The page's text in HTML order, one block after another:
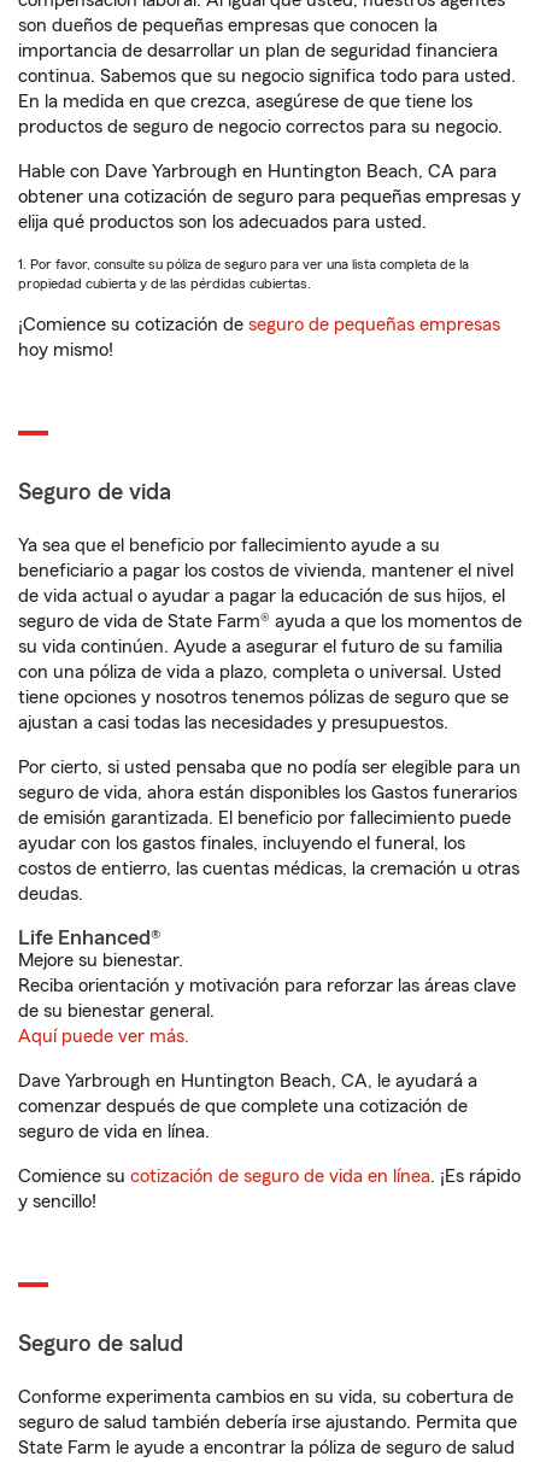
son dueños de pequeñas empresas que conocen la
importancia de desarrollar un plan de seguridad financiera
continua. Sabemos que su negocio significa todo para usted.
En la medida en que crezca, asegúrese de que tiene los
productos de seguro de negocio correctos para su negocio.
Hable con Dave Yarbrough en Huntington Beach, CA para
obtener una cotización de seguro para pequeñas empresas y
elija qué productos son los adecuados para usted.
1. Por favor, consulte su póliza de seguro para ver una lista completa de la
propiedad cubierta y de las pérdidas cubiertas.
¡Comience su cotización de seguro de pequeñas empresas
hoy mismo!
Seguro de vida
Ya sea que el beneficio por fallecimiento ayude a su
beneficiario a pagar los costos de vivienda, mantener el nivel
de vida actual o ayudar a pagar la educación de sus hijos, el
seguro de vida de State Farm® ayuda a que los momentos de
su vida continúen. Ayude a asegurar el futuro de su familia
con una póliza de vida a plazo, completa o universal. Usted
tiene opciones y nosotros tenemos pólizas de seguro que se
ajustan a casi todas las necesidades y presupuestos.
Por cierto, si usted pensaba que no podía ser elegible para un
seguro de vida, ahora están disponibles los Gastos funerarios
de emisión garantizada. El beneficio por fallecimiento puede
ayudar con los gastos finales, incluyendo el funeral, los
costos de entierro, las cuentas médicas, la cremación u otras
deudas.
Life Enhanced®
Mejore su bienestar.
Reciba orientación y motivación para reforzar las áreas clave
de su bienestar general.
Aquí puede ver más.
Dave Yarbrough en Huntington Beach, CA, le ayudará a
comenzar después de que complete una cotización de
seguro de vida en línea.
Comience su cotización de seguro de vida en línea. ¡Es rápido
y sencillo!
Seguro de salud
Conforme experimenta cambios en su vida, su cobertura de
seguro de salud también debería irse ajustando. Permita que
State Farm le ayude a encontrar la póliza de seguro de salud